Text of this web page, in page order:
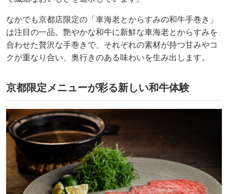
なかでも京都店限定の「車海老とからすみの和牛手巻き」
は注目の一品。艶やかな和牛に新鮮な車海老とからすみを
合わせた贅沢な手巻きで、それぞれの素材が持つ甘みやコ
クが重なり合い、奥行きのある味わいを生み出します。
京都限定メニューが彩る新しい和牛体験